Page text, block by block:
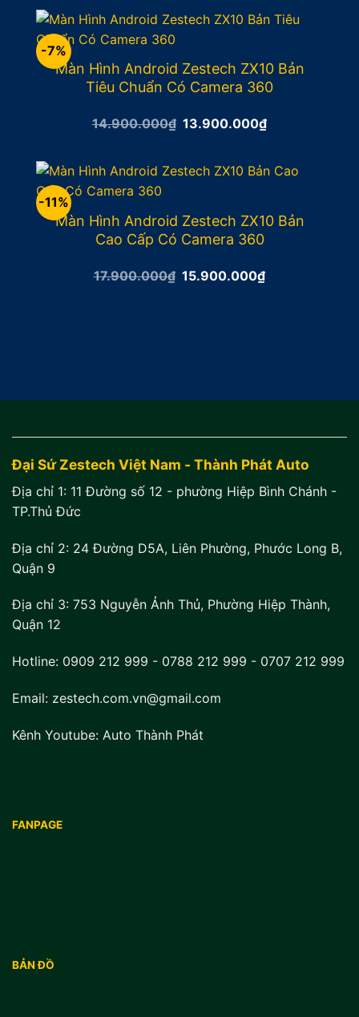
11.900.000₫.
-7%
Màn Hình Android Zestech ZX10 Bản
Tiêu Chuẩn Có Camera 360
14.900.000₫ Giá
14.900.000₫.
13.900.000₫Giá
13.900.000₫.
-11%
Màn Hình Android Zestech ZX10 Bản
Cao Cấp Có Camera 360
17.900.000₫ Giá
15.900.000₫Giá
Đại Sứ Zestech Việt Nam - Thành Phát Auto
Địa chỉ 1: 11 Đường số 12 - phường Hiệp Bình Chánh -
TP.Thủ Đức
Địa chỉ 2: 24 Đường D5A, Liên Phường, Phước Long B,
Quận 9
Địa chỉ 3: 753 Nguyễn Ảnh Thủ, Phường Hiệp Thành,
Quận 12
Hotline: 0909 212 999 - 0788 212 999 - 0707 212 999
Email: zestech.com.vn@gmail.com
Kênh Youtube: Auto Thành Phát
FANPAGE
BẢN ĐỒ